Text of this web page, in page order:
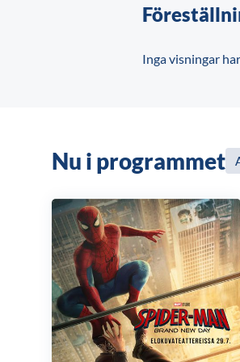
Inga visningar
Nu i programmet